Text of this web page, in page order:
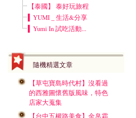
【泰國】 泰好玩旅程
▍YUMI _ 生活&分享
▍Yumi In 試吃活動...
隨機精選文章
【草屯寶島時代村】沒看過
的西雅圖懷舊版風味，特色
店家大蒐集
【台中五權路美食】金帛霜